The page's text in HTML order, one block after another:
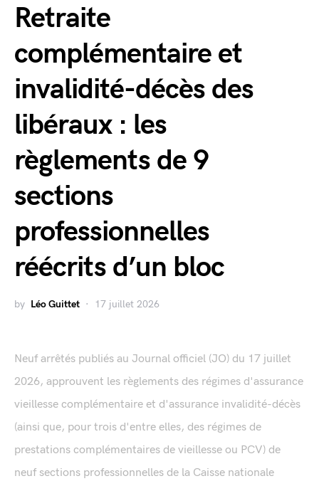
Retraite
complémentaire et
invalidité-décès des
libéraux : les
règlements de 9
sections
professionnelles
réécrits d’un bloc
by Léo Guittet 17 juillet 2026
Neuf arrêtés publiés au Journal officiel (JO) du 17 juillet
2026, approuvent les règlements des régimes d'assurance
vieillesse complémentaire et d'assurance invalidité-décès
(ainsi que, pour trois d'entre elles, des régimes de
prestations complémentaires de vieillesse ou PCV) de
neuf sections professionnelles de la Caisse nationale